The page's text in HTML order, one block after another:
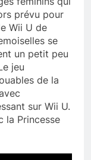
prévu pour
Wii U de
se
un petit peu
jeu
de la
sur Wii U.
la Princesse